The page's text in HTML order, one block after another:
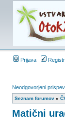
Prijava
Neodgovorjeni
Seznam forumov »
Matični